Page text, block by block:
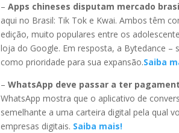
–Apps chineses disputam mercado
aqui no Brasil: Tik Tok e Kwai. Ambos têm
edição, muito populares entre os
loja do Google. Em resposta, a Bytedance
como prioridade para sua expansão.Saiba
–WhatsApp deve passar a ter
WhatsApp mostra que o aplicativo de
semelhante a uma carteira digital pela qual
empresas digitais. Saiba mais!